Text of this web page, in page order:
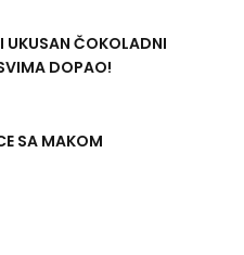
UKUSAN ČOKOLADNI
DOPAO!
SA MAKOM